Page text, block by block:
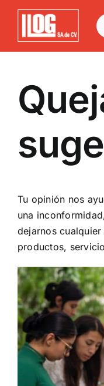
Saltar
contenido
Tu opinión nos
una
dejarnos
productos,